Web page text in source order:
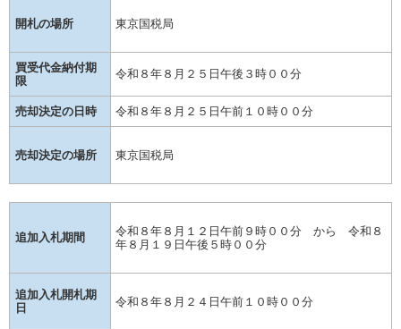
開札の場所 東京国税局
買受代金納付期
限
令和８年８月２５日午後３時００分
売却決定の日時 令和８年８月２５日午前１０時００分
売却決定の場所 東京国税局
追加入札期間
令和８年８月１２日午前９時００分 から 令和８
年８月１９日午後５時００分
追加入札開札期
日
令和８年８月２４日午前１０時００分